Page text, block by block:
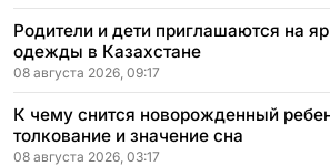
Родители и дети приглашаются на
одежды в Казахстане
08 августа 2026, 09:17
К чему снится новорожденный
толкование и значение сна
08 августа 2026, 03:17